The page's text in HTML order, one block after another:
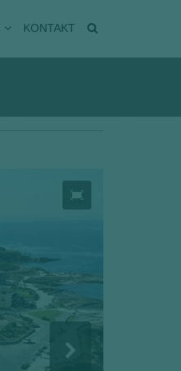
KONTAKT